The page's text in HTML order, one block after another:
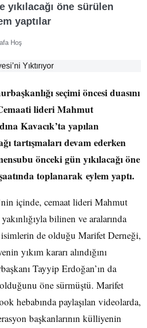
öne sürülen
yaptılar
Hoş
seçimi öncesi duasını
lideri Mahmut
Kavacık’ta yapılan
tartışmaları devam ederken
önceki gün yıkılacağı öne
toplanarak eylem yaptı.
içinde, cemaat lideri Mahmut
bilinen ve aralarında
de olduğu Marifet Derneği,
yıkım kararı alındığını
Tayyip Erdoğan’ın da
öne sürmüştü. Marifet
hebabında paylaşılan videolarda,
başkanlarının külliyenin